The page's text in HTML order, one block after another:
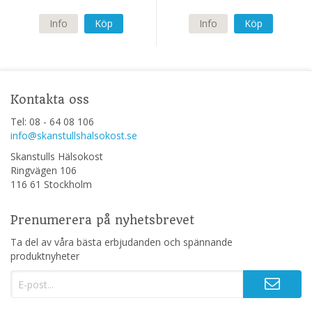
Info Köp Info Köp
Kontakta oss
Tel: 08 - 64 08 106
info@skanstullshalsokost.se
Skanstulls Hälsokost
Ringvägen 106
116 61 Stockholm
Prenumerera på nyhetsbrevet
Ta del av våra bästa erbjudanden och spännande
produktnyheter